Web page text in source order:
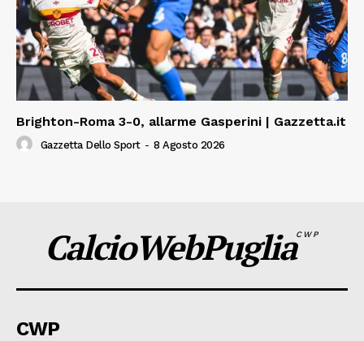
Brighton-Roma 3-0, allarme Gasperini | Gazzetta.it
Gazzetta Dello Sport - 8 Agosto 2026
CalcioWebPugliaCWP
CWP